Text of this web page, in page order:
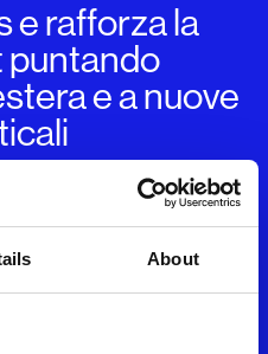
About
e rafforza la
puntando
e a nuove